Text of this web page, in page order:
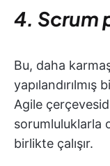
4. Scrum
Bu, daha
Agile
sorumluluklarla
birlikte çalışır.